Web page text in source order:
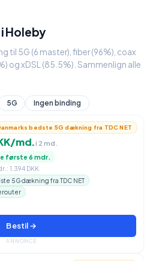
Holeby
til 5G (6 master), fiber (96%), coax
og xDSL (85.5%). Sammenlign alle
5G Ingen binding
bedste 5G dækning fra TDC NET
/ 90 Mbit/s
md.i 2 md.
første 6 mdr.
1.394 DKK
5G dækning fra TDC NET
Bestil →
ANNONCE